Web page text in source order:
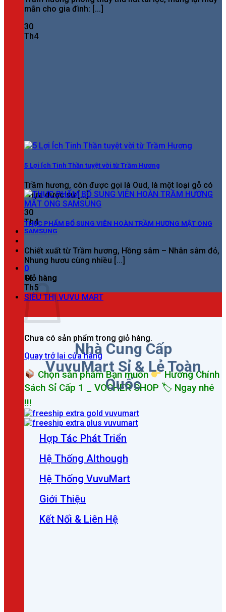
5 Lợi Ích Tinh Thần tuyệt vời từ Trầm Hương
Trầm hương, còn được gọi là Oud, là một loại gỗ có
nhựa được sử [...]
30
Th4
0
Giỏ hàng
Chưa có sản phẩm trong giỏ hàng.
Quay trở lại cửa hàng
Chọn sản phẩm Bạn muốn
Hưởng Chính
Sách Sỉ Cấp 1 _ VOCHER SHOP 🏷 Ngay nhé
!!!
mắn cho gia đình: [...]
30
Th4
THỰC PHẨM BỔ SUNG VIÊN HOÀN TRẦM HƯƠNG MẬT ONG
SAMSUNG
Chiết xuất từ Trầm hương, Hồng sâm – Nhân sâm đỏ,
Nhung hươu cùng nhiều [...]
16
Th5
SIÊU THỊ VUVU MART
Nhà Cung Cấp
VuvuMart Sỉ & Lẻ Toàn
Quốc
Hợp Tác Phát Triển
Hệ Thống Although
Hệ Thống VuvuMart
Giới Thiệu
Kết Nối & Liên Hệ